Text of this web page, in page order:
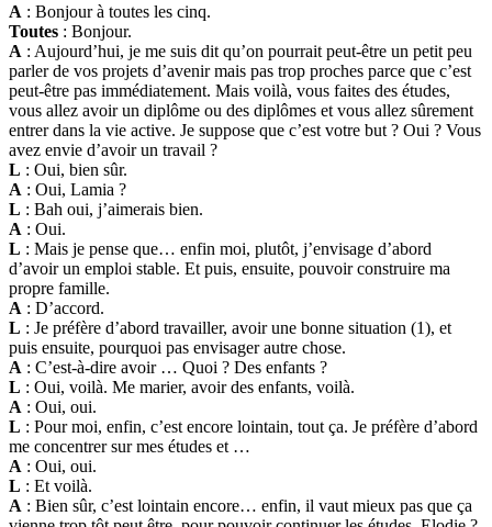
A : Bonjour à toutes les cinq.
Toutes : Bonjour.
A : Aujourd’hui, je me suis dit qu’on pourrait peut-être un petit peu
parler de vos projets d’avenir mais pas trop proches parce que c’est
peut-être pas immédiatement. Mais voilà, vous faites des études,
vous allez avoir un diplôme ou des diplômes et vous allez sûrement
entrer dans la vie active. Je suppose que c’est votre but ? Oui ? Vous
avez envie d’avoir un travail ?
L : Oui, bien sûr.
A : Oui, Lamia ?
L : Bah oui, j’aimerais bien.
A : Oui.
L : Mais je pense que… enfin moi, plutôt, j’envisage d’abord
d’avoir un emploi stable. Et puis, ensuite, pouvoir construire ma
propre famille.
A : D’accord.
L : Je préfère d’abord travailler, avoir une bonne situation (1), et
puis ensuite, pourquoi pas envisager autre chose.
A : C’est-à-dire avoir … Quoi ? Des enfants ?
L : Oui, voilà. Me marier, avoir des enfants, voilà.
A : Oui, oui.
L : Pour moi, enfin, c’est encore lointain, tout ça. Je préfère d’abord
me concentrer sur mes études et …
A : Oui, oui.
L : Et voilà.
A : Bien sûr, c’est lointain encore… enfin, il vaut mieux pas que ça